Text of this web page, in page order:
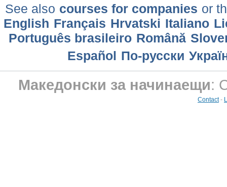
See also courses for companies or
English Français Hrvatski Italiano
Português brasileiro Română
Еspañol По-русски
Македонски за начинаещи:
Contact-